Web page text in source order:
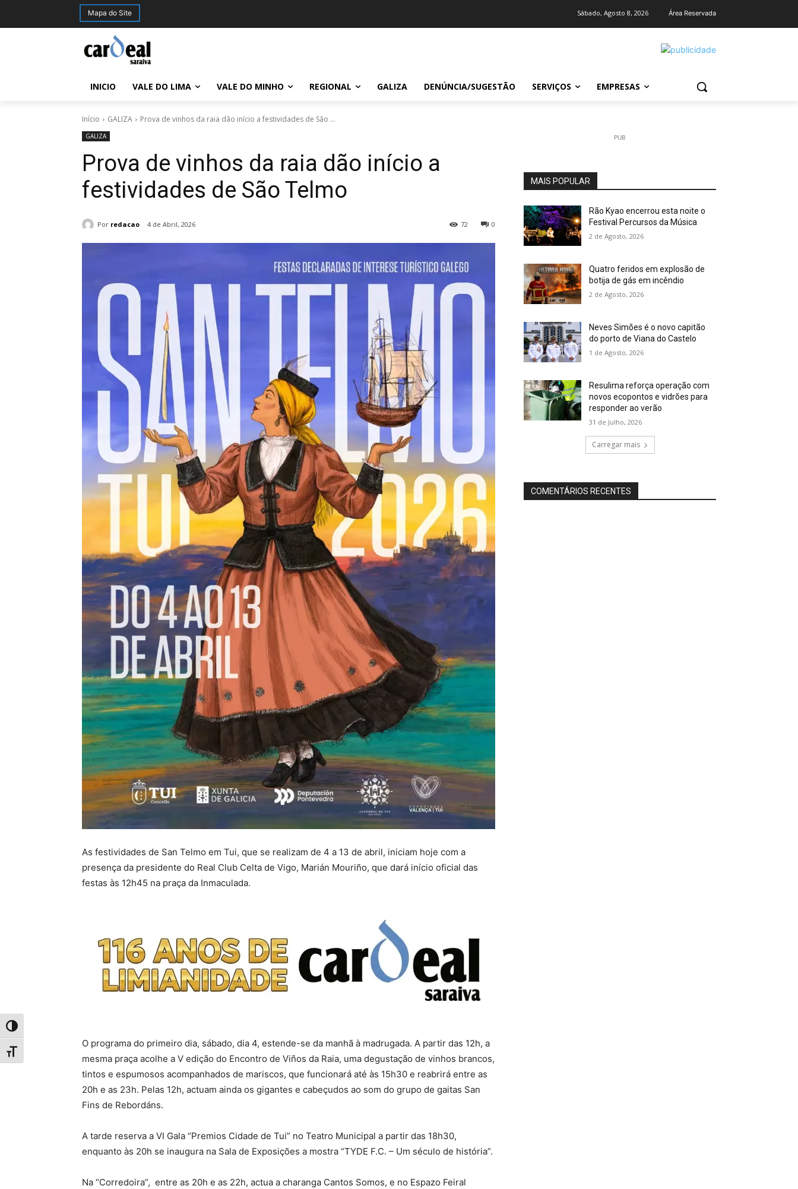
Toggle High Contrast
Toggle Font size
Mapa do Site Sábado, Agosto 8, 2026 Área Reservada
INICIO VALE DO LIMA VALE DO MINHO REGIONAL GALIZA DENÚNCIA/SUGESTÃO SERVIÇOS EMPRESAS
Início GALIZA Prova de vinhos da raia dão início a festividades de São ...
GALIZA
Prova de vinhos da raia dão início a
festividades de São Telmo
Por redacao 4 de Abril, 2026 0
72
As festividades de San Telmo em Tui, que se realizam de 4 a 13 de abril, iniciam hoje com a
presença da presidente do Real Club Celta de Vigo, Marián Mouriño, que dará início oficial das
festas às 12h45 na praça da Inmaculada.
O programa do primeiro dia, sábado, dia 4, estende-se da manhã à madrugada. A partir das 12h, a
mesma praça acolhe a V edição do Encontro de Viños da Raia, uma degustação de vinhos brancos,
tintos e espumosos acompanhados de mariscos, que funcionará até às 15h30 e reabrirá entre as
20h e as 23h. Pelas 12h, actuam ainda os gigantes e cabeçudos ao som do grupo de gaitas San
Fins de Rebordáns.
A tarde reserva a VI Gala “Premios Cidade de Tui” no Teatro Municipal a partir das 18h30,
enquanto às 20h se inaugura na Sala de Exposições a mostra “TYDE F.C. – Um século de história”.
Na “Corredoira”, entre as 20h e as 22h, actua a charanga Cantos Somos, e no Espazo Feiral
PUB
MAIS POPULAR
Rão Kyao encerrou esta noite o
Festival Percursos da Música
2 de Agosto, 2026
Quatro feridos em explosão de
botija de gás em incêndio
2 de Agosto, 2026
Neves Simões é o novo capitão
do porto de Viana do Castelo
1 de Agosto, 2026
Resulima reforça operação com
novos ecopontos e vidrões para
responder ao verão
31 de Julho, 2026
Carregar mais
COMENTÁRIOS RECENTES